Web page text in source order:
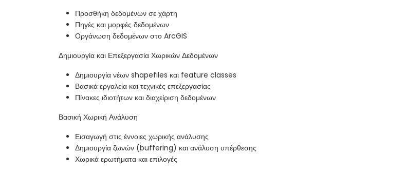
Προσθήκη δεδομένων σε χάρτη
Πηγές και μορφές δεδομένων
Οργάνωση δεδομένων στο ArcGIS
Δημιουργία και Επεξεργασία Χωρικών Δεδομένων
Δημιουργία νέων shapefiles και feature classes
Βασικά εργαλεία και τεχνικές επεξεργασίας
Πίνακες ιδιοτήτων και διαχείριση δεδομένων
Βασική Χωρική Ανάλυση
Εισαγωγή στις έννοιες χωρικής ανάλυσης
Δημιουργία ζωνών (buffering) και ανάλυση υπέρθεσης
Χωρικά ερωτήματα και επιλογές